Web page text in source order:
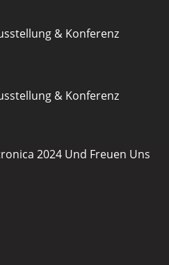
& Konferenz
& Konferenz
2024 Und Freuen Uns